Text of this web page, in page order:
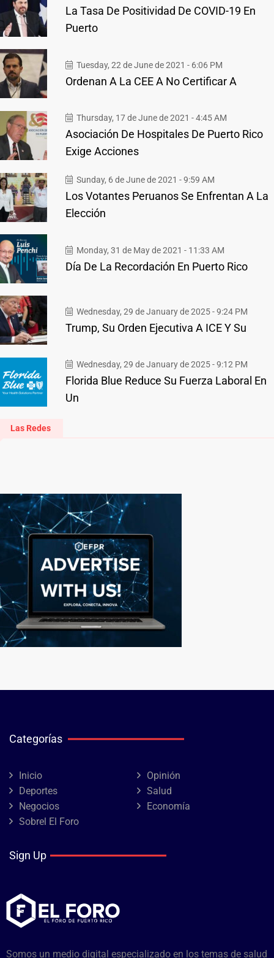
La Tasa De Positividad De COVID-19 En
Puerto
Tuesday, 22 de June de 2021 - 6:06 PM
Ordenan A La CEE A No Certificar A
Thursday, 17 de June de 2021 - 4:45 AM
Asociación De Hospitales De Puerto Rico
Exige Acciones
Sunday, 6 de June de 2021 - 9:59 AM
Los Votantes Peruanos Se Enfrentan A La
Elección
Monday, 31 de May de 2021 - 11:33 AM
Día De La Recordación En Puerto Rico
Wednesday, 29 de January de 2025 - 9:24 PM
Trump, Su Orden Ejecutiva A ICE Y Su
Wednesday, 29 de January de 2025 - 9:12 PM
Florida Blue Reduce Su Fuerza Laboral En
Un
Las Redes
Categorías
Inicio
Opinión
Deportes
Salud
Negocios
Economía
Sobrel El Foro
Sign Up
Somos un medio digital especializado en los temas de salud